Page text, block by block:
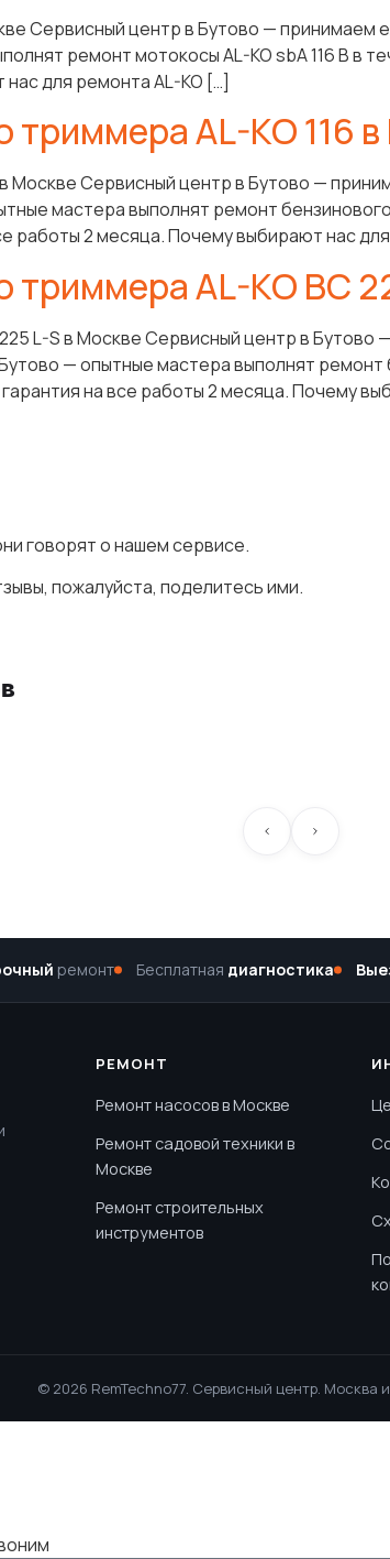
Сервисный центр в Бутово —
ремонт мотокосы AL-KO sbA 116 B в
для ремонта AL-KO […]
триммера AL-KO 116
Москве Сервисный центр в Бутово —
мастера выполнят ремонт
работы 2 месяца. Почему выбирают нас
триммера AL-KO BC
L-S в Москве Сервисный центр в
— опытные мастера выполнят ремонт
на все работы 2 месяца. Почему
говорят о нашем сервисе.
пожалуйста, поделитесь ими.
ремонт Бесплатная диагностика
РЕМОНТ
Ремонт насосов в Москве
Ремонт садовой техники в
Москве
Ремонт строительных
инструментов
© 2026 RemTechno77. Сервисный центр. Москва